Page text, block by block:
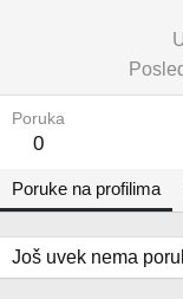
Poruka
0
Poruke na profilima
Još uvek nema